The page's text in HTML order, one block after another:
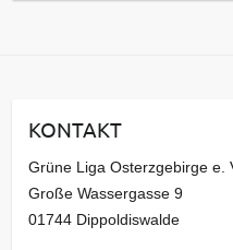
v
KONTAKT
Grüne Liga Osterzgebirge e.
Große Wassergasse 9
01744 Dippoldiswalde